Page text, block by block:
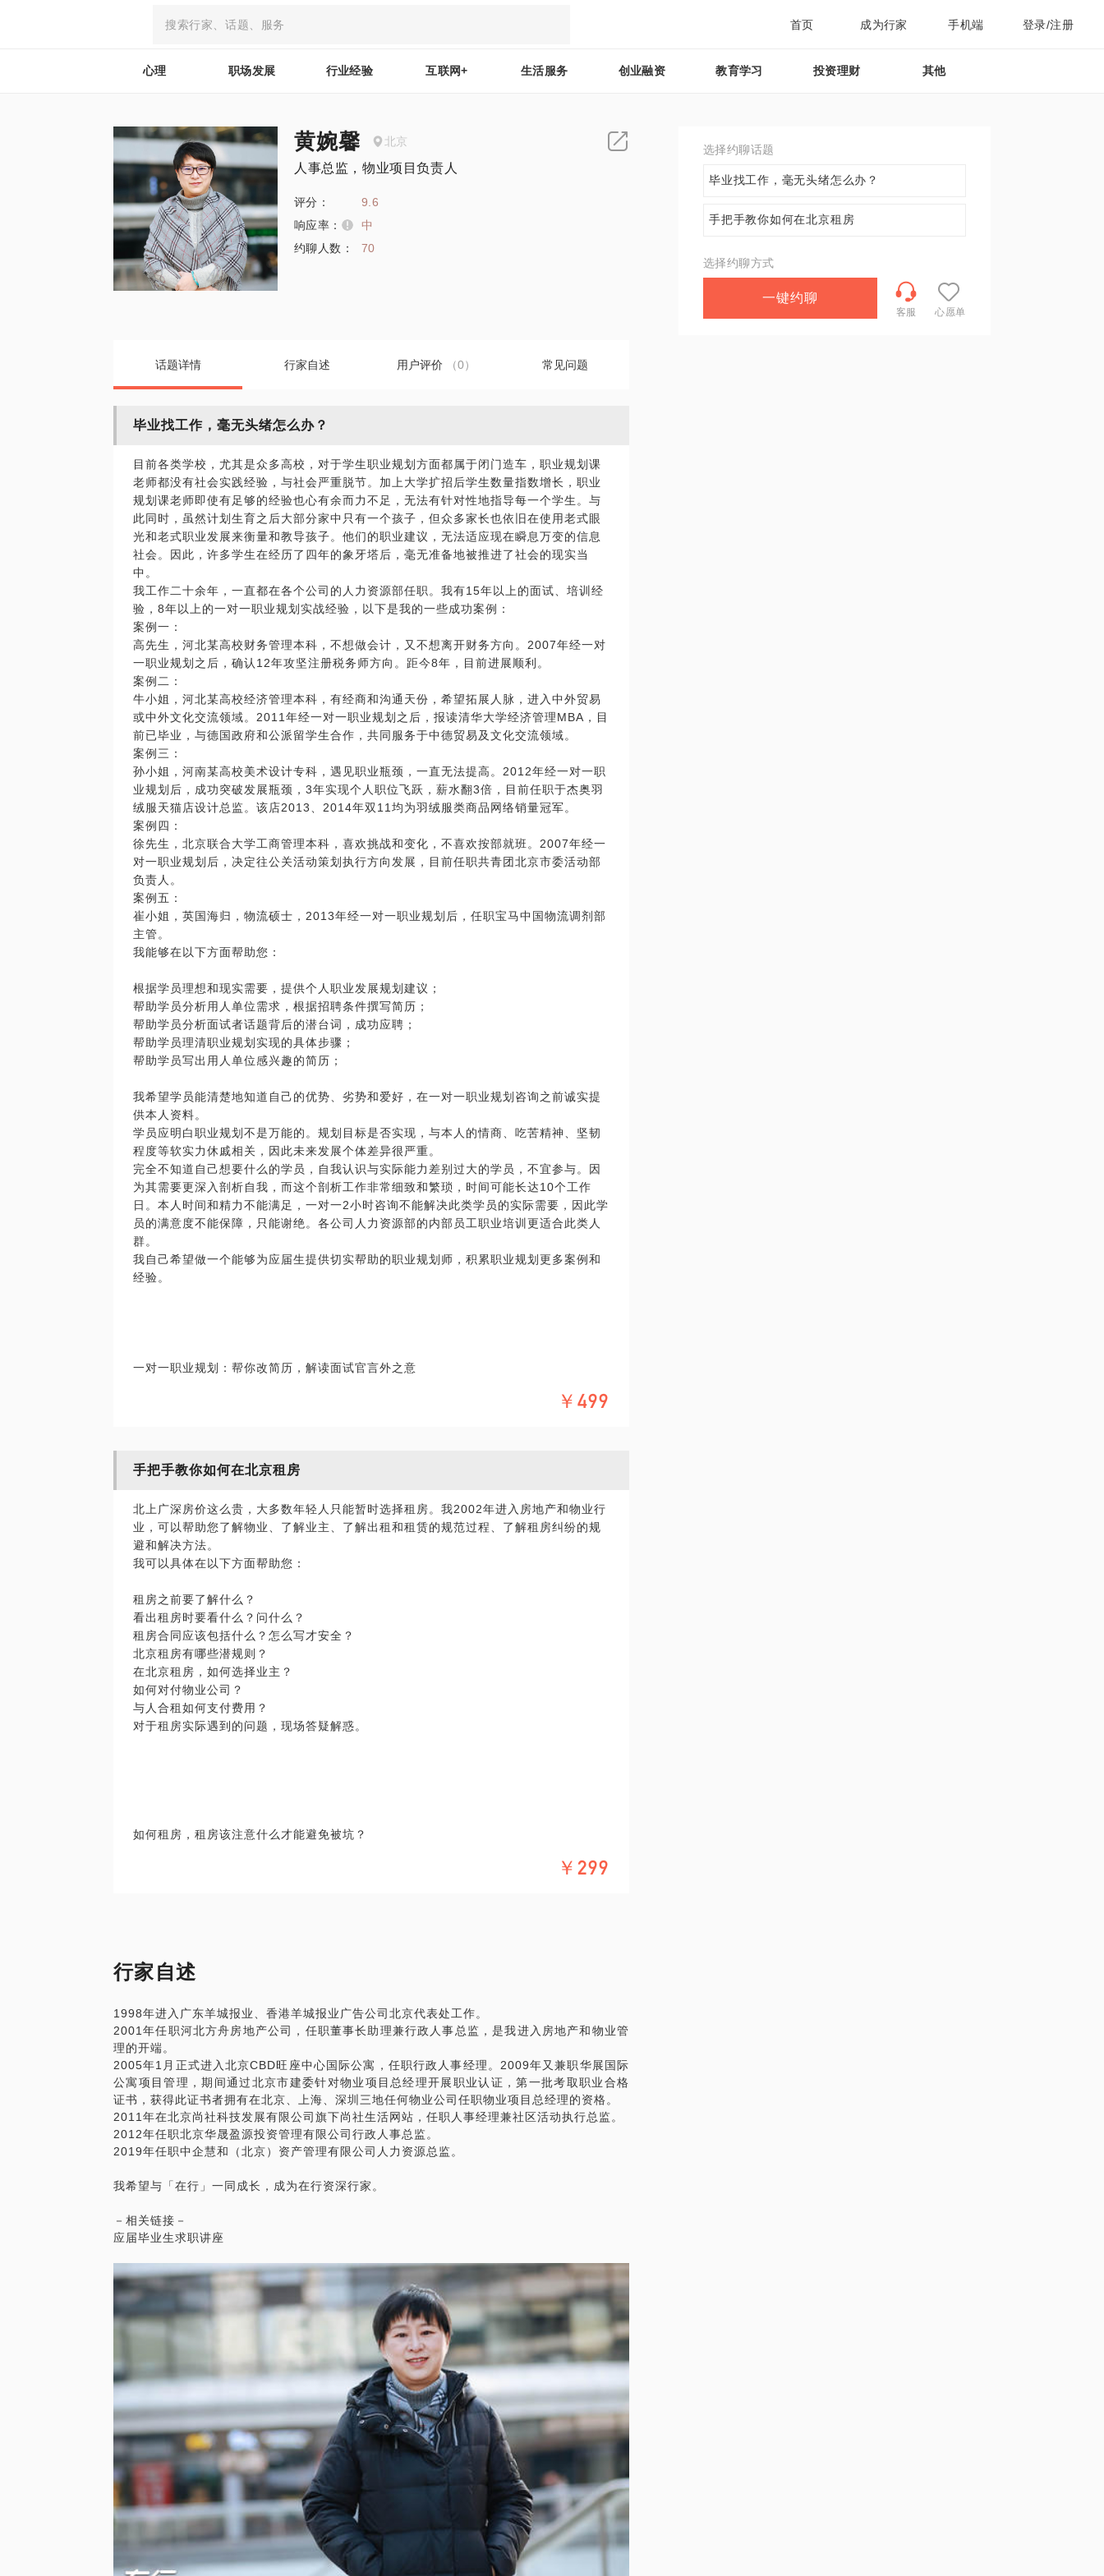
首页 成为行家 手机端 登录/注册
心理 职场发展 行业经验 互联网+ 生活服务 创业融资 教育学习 投资理财 其他
黄婉馨 北京
人事总监，物业项目负责人
评分：
9.6
响应率：
中
约聊人数：
70
话题详情 行家自述 用户评价 （0） 常见问题
毕业找工作，毫无头绪怎么办？
目前各类学校，尤其是众多高校，对于学生职业规划方面都属于闭门造车，职业规划课
老师都没有社会实践经验，与社会严重脱节。加上大学扩招后学生数量指数增长，职业
规划课老师即使有足够的经验也心有余而力不足，无法有针对性地指导每一个学生。与
此同时，虽然计划生育之后大部分家中只有一个孩子，但众多家长也依旧在使用老式眼
光和老式职业发展来衡量和教导孩子。他们的职业建议，无法适应现在瞬息万变的信息
社会。因此，许多学生在经历了四年的象牙塔后，毫无准备地被推进了社会的现实当
中。
我工作二十余年，一直都在各个公司的人力资源部任职。我有15年以上的面试、培训经
验，8年以上的一对一职业规划实战经验，以下是我的一些成功案例：
案例一：
高先生，河北某高校财务管理本科，不想做会计，又不想离开财务方向。2007年经一对
一职业规划之后，确认12年攻坚注册税务师方向。距今8年，目前进展顺利。
案例二：
牛小姐，河北某高校经济管理本科，有经商和沟通天份，希望拓展人脉，进入中外贸易
或中外文化交流领域。2011年经一对一职业规划之后，报读清华大学经济管理MBA，目
前已毕业，与德国政府和公派留学生合作，共同服务于中德贸易及文化交流领域。
案例三：
孙小姐，河南某高校美术设计专科，遇见职业瓶颈，一直无法提高。2012年经一对一职
业规划后，成功突破发展瓶颈，3年实现个人职位飞跃，薪水翻3倍，目前任职于杰奥羽
绒服天猫店设计总监。该店2013、2014年双11均为羽绒服类商品网络销量冠军。
案例四：
徐先生，北京联合大学工商管理本科，喜欢挑战和变化，不喜欢按部就班。2007年经一
对一职业规划后，决定往公关活动策划执行方向发展，目前任职共青团北京市委活动部
负责人。
案例五：
崔小姐，英国海归，物流硕士，2013年经一对一职业规划后，任职宝马中国物流调剂部
主管。
我能够在以下方面帮助您：
根据学员理想和现实需要，提供个人职业发展规划建议；
帮助学员分析用人单位需求，根据招聘条件撰写简历；
帮助学员分析面试者话题背后的潜台词，成功应聘；
帮助学员理清职业规划实现的具体步骤；
帮助学员写出用人单位感兴趣的简历；
我希望学员能清楚地知道自己的优势、劣势和爱好，在一对一职业规划咨询之前诚实提
供本人资料。
学员应明白职业规划不是万能的。规划目标是否实现，与本人的情商、吃苦精神、坚韧
程度等软实力休戚相关，因此未来发展个体差异很严重。
完全不知道自己想要什么的学员，自我认识与实际能力差别过大的学员，不宜参与。因
为其需要更深入剖析自我，而这个剖析工作非常细致和繁琐，时间可能长达10个工作
日。本人时间和精力不能满足，一对一2小时咨询不能解决此类学员的实际需要，因此学
员的满意度不能保障，只能谢绝。各公司人力资源部的内部员工职业培训更适合此类人
群。
我自己希望做一个能够为应届生提供切实帮助的职业规划师，积累职业规划更多案例和
经验。
一对一职业规划：帮你改简历，解读面试官言外之意
￥499
手把手教你如何在北京租房
北上广深房价这么贵，大多数年轻人只能暂时选择租房。我2002年进入房地产和物业行
业，可以帮助您了解物业、了解业主、了解出租和租赁的规范过程、了解租房纠纷的规
避和解决方法。
我可以具体在以下方面帮助您：
租房之前要了解什么？
看出租房时要看什么？问什么？
租房合同应该包括什么？怎么写才安全？
北京租房有哪些潜规则？
在北京租房，如何选择业主？
如何对付物业公司？
与人合租如何支付费用？
对于租房实际遇到的问题，现场答疑解惑。
如何租房，租房该注意什么才能避免被坑？
￥299
行家自述
1998年进入广东羊城报业、香港羊城报业广告公司北京代表处工作。
2001年任职河北方舟房地产公司，任职董事长助理兼行政人事总监，是我进入房地产和物业管
理的开端。
2005年1月正式进入北京CBD旺座中心国际公寓，任职行政人事经理。2009年又兼职华展国际
公寓项目管理，期间通过北京市建委针对物业项目总经理开展职业认证，第一批考取职业合格
证书，获得此证书者拥有在北京、上海、深圳三地任何物业公司任职物业项目总经理的资格。
2011年在北京尚社科技发展有限公司旗下尚社生活网站，任职人事经理兼社区活动执行总监。
2012年任职北京华晟盈源投资管理有限公司行政人事总监。
2019年任职中企慧和（北京）资产管理有限公司人力资源总监。
我希望与「在行」一同成长，成为在行资深行家。
－相关链接－
应届毕业生求职讲座
选择约聊话题
毕业找工作，毫无头绪怎么办？
手把手教你如何在北京租房
选择约聊方式
一键约聊
客服 心愿单